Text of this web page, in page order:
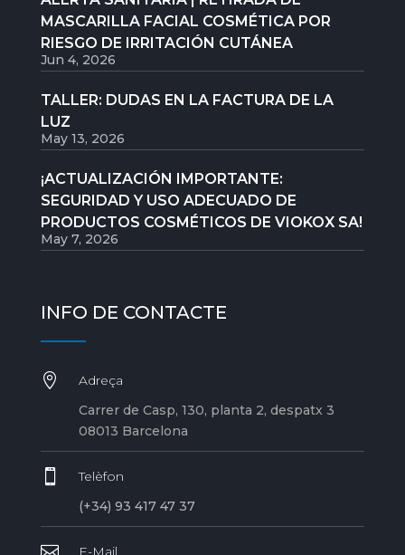
MASCARILLA FACIAL COSMÉTICA POR
RIESGO DE IRRITACIÓN CUTÁNEA
Jun 4, 2026
TALLER: DUDAS EN LA FACTURA DE LA
LUZ
May 13, 2026
¡ACTUALIZACIÓN IMPORTANTE:
SEGURIDAD Y USO ADECUADO DE
PRODUCTOS COSMÉTICOS DE VIOKOX SA!
May 7, 2026
INFO DE CONTACTE

Adreça
Carrer de Casp, 130, planta 2, despatx 3
08013 Barcelona

Telèfon
(+34) 93 417 47 37

E-Mail